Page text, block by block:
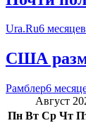
Ura.Ru6
США
Рамблер6
Август
Пн Вт Ср Чт